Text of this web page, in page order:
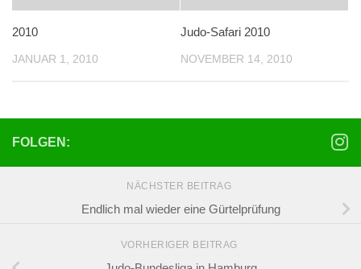
2010
JANUAR 1, 2010
Judo-Safari 2010
NOVEMBER 14, 2010
FOLGEN:
NÄCHSTER BEITRAG
Endlich mal wieder eine Gürtelprüfung
VORHERIGER BEITRAG